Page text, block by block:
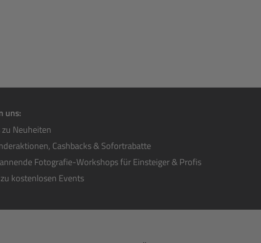
uns:
Neuheiten
Cashbacks & Sofortrabatte
Fotografie-Workshops für Einsteiger & Profis
kostenlosen Events